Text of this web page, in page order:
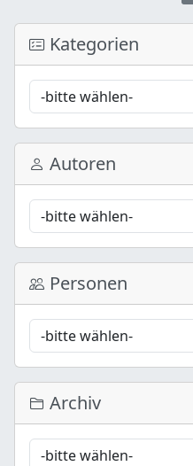
Kategorien
Autoren
Personen
Archiv